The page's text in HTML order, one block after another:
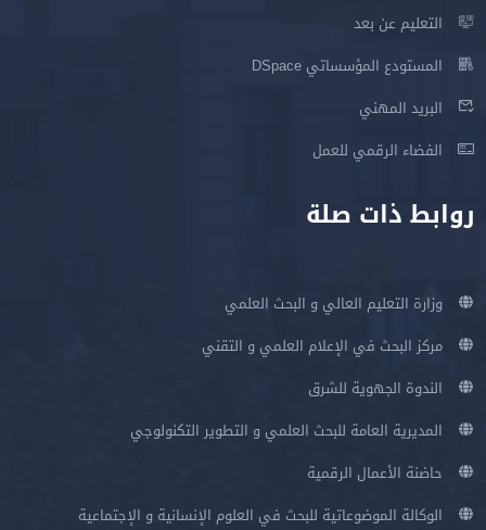
التعليم عن بعد
المستودع المؤسساتي DSpace
البريد المهني
الفضاء الرقمي للعمل
روابط ذات صلة
وزارة التعليم العالي و البحث العلمي
مركز البحث في الإعلام العلمي و التقني
الندوة الجهوية للشرق
المديرية العامة للبحث العلمي و التطوير التكنولوجي
حاضنة الأعمال الرقمية
الوكالة الموضوعاتية للبحث في العلوم الإنسانية و الإجتماعية